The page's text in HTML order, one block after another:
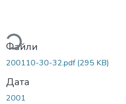
Файли
200110-30-32.pdf(295 KB)
Дата
2001